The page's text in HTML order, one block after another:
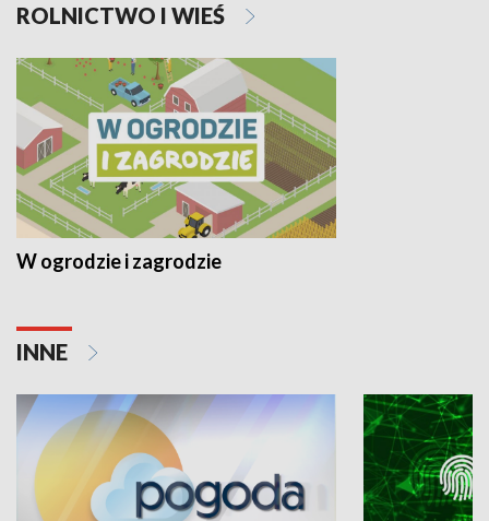
ROLNICTWO I WIEŚ
W ogrodzie i zagrodzie
INNE